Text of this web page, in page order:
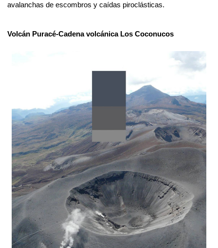
avalanchas de escombros y caídas piroclásticas.
Volcán Puracé-Cadena volcánica Los Coconucos